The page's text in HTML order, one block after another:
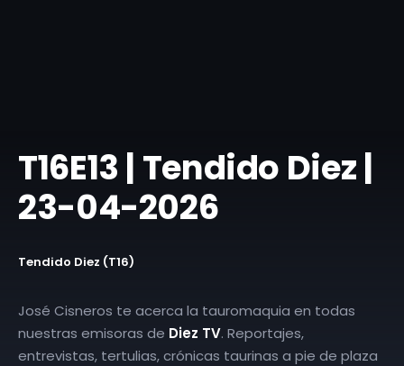
T16E13 | Tendido Diez |
23-04-2026
Tendido Diez (T16)
José Cisneros te acerca la tauromaquia en todas
nuestras emisoras de Diez TV. Reportajes,
entrevistas, tertulias, crónicas taurinas a pie de plaza